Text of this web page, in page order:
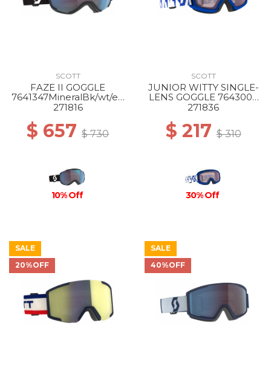
SCOTT
FAZE II GOGGLE
7641347MineralBk/wt/en
hancerBlChro
271816
$ 657 $ 730
10% Off
SCOTT
JUNIOR WITTY SINGLE-
LENS GOGGLE 7643004
royal
271836
$ 217$ 310
30% Off
SALE
20%OFF
SALE
40%OFF